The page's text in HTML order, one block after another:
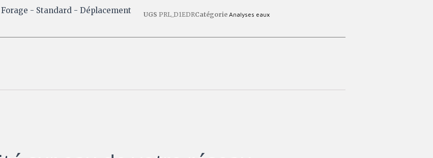
- Standard - Déplacement UGS PRL_D1EDRCatégorie Analyses eaux